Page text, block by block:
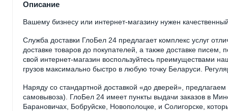
Описание
Вашему бизнесу или интернет-магазину нужен
Служба доставки ГлоБел 24 предлагает комплекс услуг
доставке товаров до покупателей, а также доставке
свой интернет-магазин воспользуйтесь преимуществами
грузов максимально быстро в любую точку Беларуси.
Наряду со стандартной доставкой «до дверей»,
самовывоза). ГлоБел 24 имеет пункты выдачи заказов в
Барановичах, Бобруйске, Новополоцке, и Солигорске,